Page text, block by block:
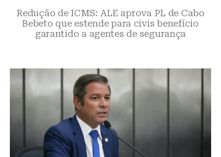
Redução de ICMS: ALE aprova PL de Cabo
Bebeto que estende para civis benefício
garantido a agentes de segurança